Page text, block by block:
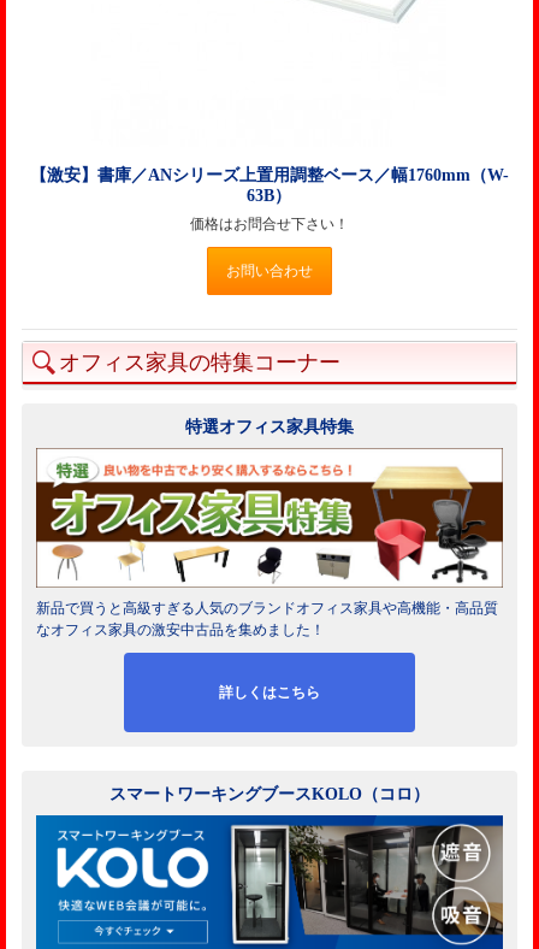
【激安】書庫／ANシリーズ上置用調整ベース／幅1760mm（W-
63B）
価格はお問合せ下さい！
お問い合わせ
オフィス家具の特集コーナー
特選オフィス家具特集
新品で買うと高級すぎる人気のブランドオフィス家具や高機能・高品質
なオフィス家具の激安中古品を集めました！
詳しくはこちら
スマートワーキングブースKOLO（コロ）